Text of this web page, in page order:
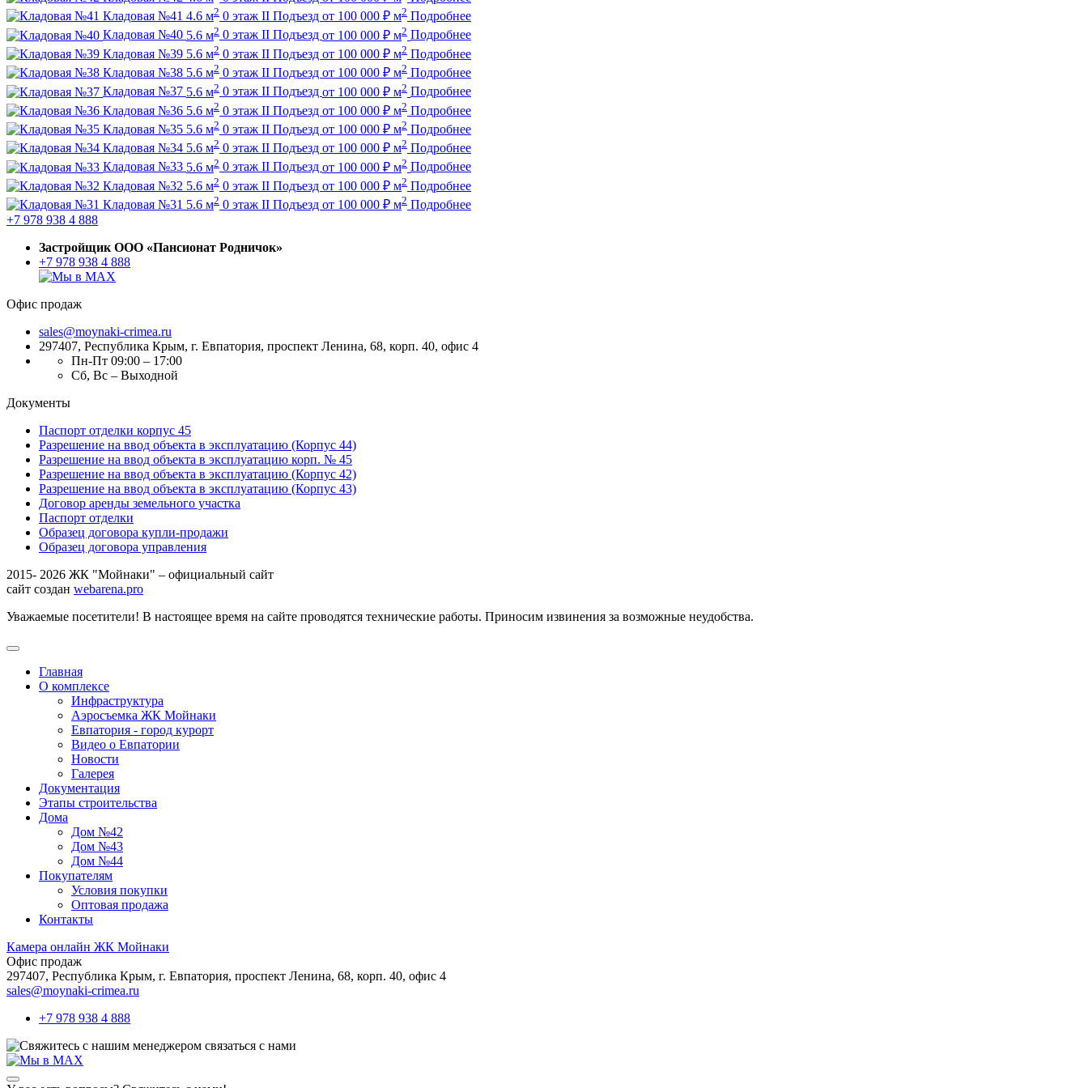
Кладовая №41 4.6 м2 0 этаж II Подъезд от 100 000 ₽ м2 Подробнее
Кладовая №40 5.6 м2 0 этаж II Подъезд от 100 000 ₽ м2 Подробнее
Кладовая №39 5.6 м2 0 этаж II Подъезд от 100 000 ₽ м2 Подробнее
Кладовая №38 5.6 м2 0 этаж II Подъезд от 100 000 ₽ м2 Подробнее
Кладовая №37 5.6 м2 0 этаж II Подъезд от 100 000 ₽ м2 Подробнее
Кладовая №36 5.6 м2 0 этаж II Подъезд от 100 000 ₽ м2 Подробнее
Кладовая №35 5.6 м2 0 этаж II Подъезд от 100 000 ₽ м2 Подробнее
Кладовая №34 5.6 м2 0 этаж II Подъезд от 100 000 ₽ м2 Подробнее
Кладовая №33 5.6 м2 0 этаж II Подъезд от 100 000 ₽ м2 Подробнее
Кладовая №32 5.6 м2 0 этаж II Подъезд от 100 000 ₽ м2 Подробнее
Кладовая №31 5.6 м2 0 этаж II Подъезд от 100 000 ₽ м2 Подробнее
+7 978 938 4 888
Застройщик ООО «Пансионат Родничок»
+7 978 938 4 888
Офис продаж
sales@moynaki-crimea.ru
297407, Республика Крым, г. Евпатория, проспект Ленина, 68, корп. 40, офис 4
Пн-Пт 09:00 – 17:00
Сб, Вс – Выходной
Документы
Паспорт отделки корпус 45
Разрешение на ввод объекта в эксплуатацию (Корпус 44)
Разрешение на ввод объекта в эксплуатацию корп. № 45
Разрешение на ввод объекта в эксплуатацию (Корпус 42)
Разрешение на ввод объекта в эксплуатацию (Корпус 43)
Договор аренды земельного участка
Паспорт отделки
Образец договора купли-продажи
Образец договора управления
2015- 2026 ЖК "Мойнаки" – официальный сайт
сайт создан webarena.pro
Уважаемые посетители! В настоящее время на сайте проводятся технические работы. Приносим извинения за возможные неудобства.
Главная
О комплексе
Инфраструктура
Аэросъемка ЖК Мойнаки
Евпатория - город курорт
Видео о Евпатории
Новости
Галерея
Документация
Этапы строительства
Дома
Дом №42
Дом №43
Дом №44
Покупателям
Условия покупки
Оптовая продажа
Контакты
Камера онлайн ЖК Мойнаки
Офис продаж
297407, Республика Крым, г. Евпатория, проспект Ленина, 68, корп. 40, офис 4
sales@moynaki-crimea.ru
+7 978 938 4 888
связаться с нами